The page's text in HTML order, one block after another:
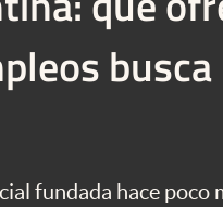
busca
fundada hace poco